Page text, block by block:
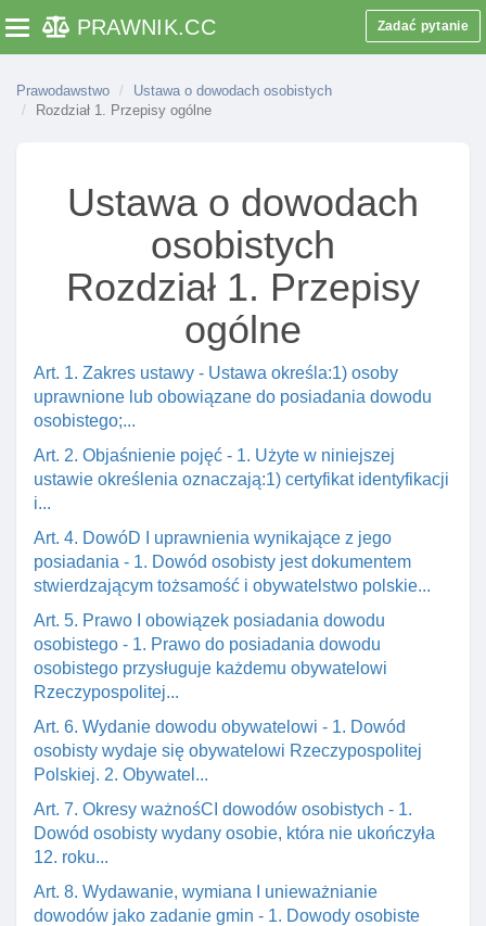
Toggle navigation
PRAWNIK.CC Zadać pytanie
Prawodawstwo
Ustawa o dowodach osobistych
Rozdział 1. Przepisy ogólne
Ustawa o dowodach
osobistych
Rozdział 1. Przepisy
ogólne
Art. 1. Zakres ustawy - Ustawa określa:1) osoby
uprawnione lub obowiązane do posiadania dowodu
osobistego;...
Art. 2. Objaśnienie pojęć - 1. Użyte w niniejszej
ustawie określenia oznaczają:1) certyfikat identyfikacji
i...
Art. 4. DowóD I uprawnienia wynikające z jego
posiadania - 1. Dowód osobisty jest dokumentem
stwierdzającym tożsamość i obywatelstwo polskie...
Art. 5. Prawo I obowiązek posiadania dowodu
osobistego - 1. Prawo do posiadania dowodu
osobistego przysługuje każdemu obywatelowi
Rzeczypospolitej...
Art. 6. Wydanie dowodu obywatelowi - 1. Dowód
osobisty wydaje się obywatelowi Rzeczypospolitej
Polskiej. 2. Obywatel...
Art. 7. Okresy ważnośCI dowodów osobistych - 1.
Dowód osobisty wydany osobie, która nie ukończyła
12. roku...
Art. 8. Wydawanie, wymiana I unieważnianie
dowodów jako zadanie gmin - 1. Dowody osobiste